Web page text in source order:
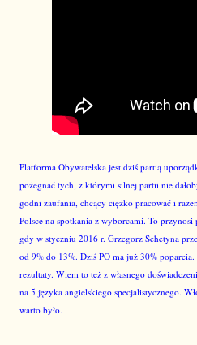
Platforma Obywatelska jest dziś partią
pożegnać tych, z którymi silnej partii nie
godni zaufania, chcący ciężko pracować i
Polsce na spotkania z wyborcami. To
gdy w styczniu 2016 r. Grzegorz Schetyna
od 9% do 13%. Dziś PO ma już 30%
rezultaty. Wiem to też z własnego
na 5 języka angielskiego specjalistycznego.
warto było.